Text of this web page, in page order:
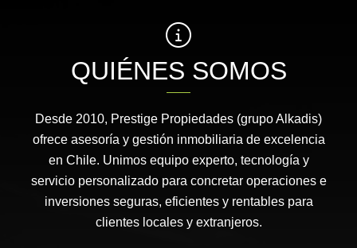
QUIÉNES SOMOS
Desde 2010, Prestige Propiedades (grupo Alkadis)
ofrece asesoría y gestión inmobiliaria de excelencia
en Chile. Unimos equipo experto, tecnología y
servicio personalizado para concretar operaciones e
inversiones seguras, eficientes y rentables para
clientes locales y extranjeros.